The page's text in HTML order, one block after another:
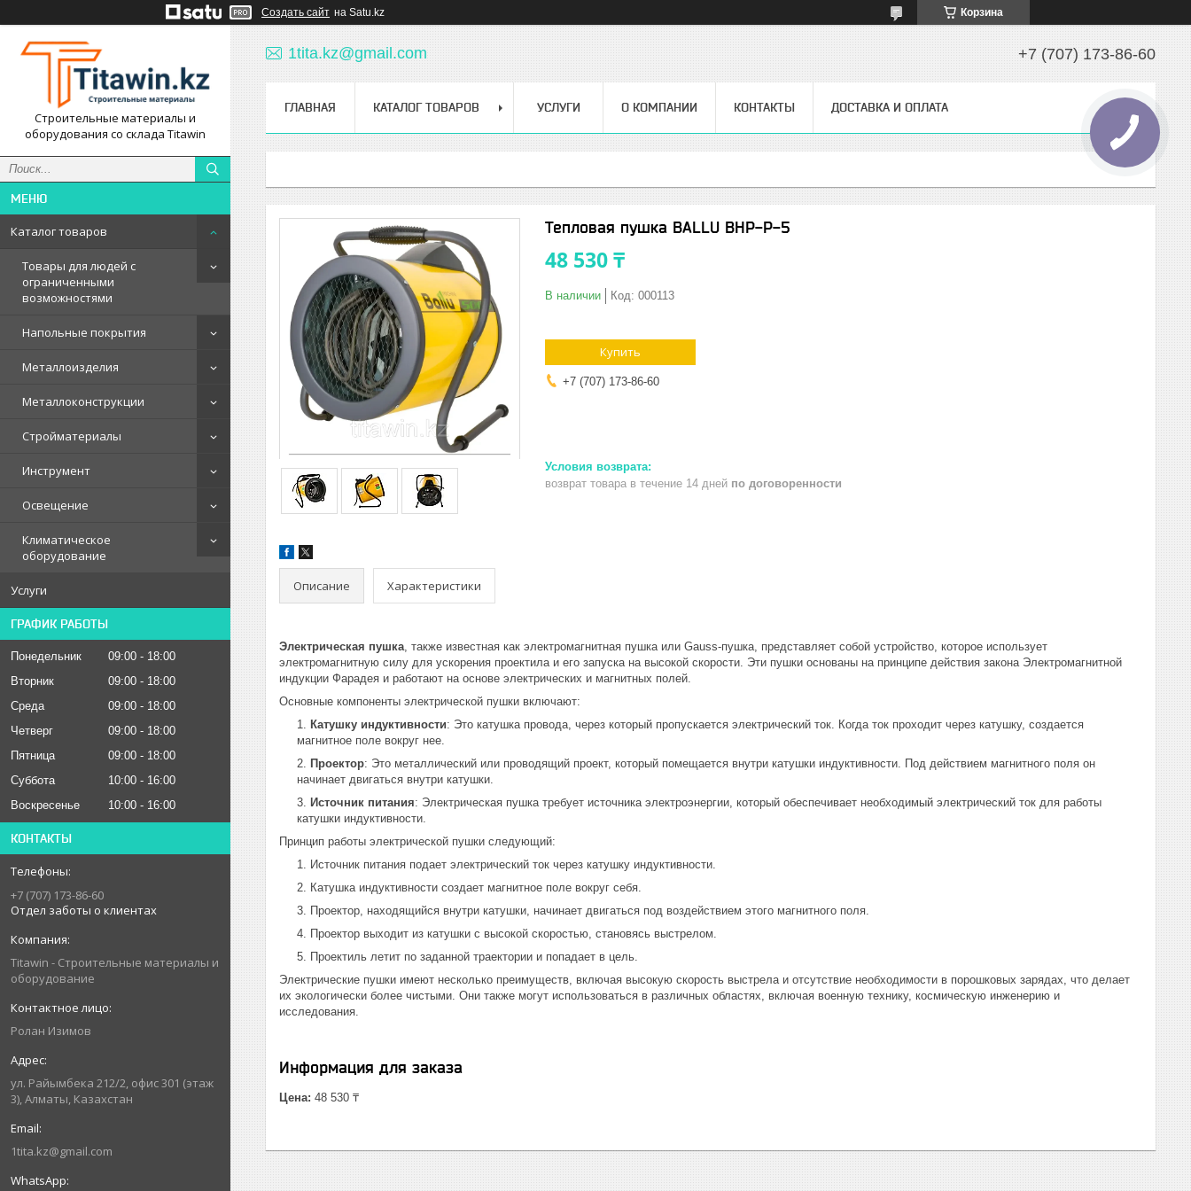
Создать сайт на Satu.kz Корзина
Строительные материалы и
оборудования со склада Titawin
Каталог товаров
Товары для людей с
ограниченными
возможностями
Напольные покрытия
Металлоизделия
Металлоконструкции
Стройматериалы
Инструмент
Освещение
Климатическое
оборудование
Услуги
ГРАФИК РАБОТЫ
Понедельник 09:00
18:00
Вторник
09:00
18:00
Среда
09:00
18:00
Четверг
09:00
18:00
Пятница
09:00
18:00
Суббота
10:00
16:00
Воскресенье
10:00 16:00
КОНТАКТЫ
+7 (707) 173-86-60
Отдел заботы о клиентах
Titawin - Строительные материалы и
оборудование
Ролан Изимов
ул. Райымбека 212/2, офис 301 (этаж
3), Алматы, Казахстан
1tita.kz@gmail.com
1tita.kz@gmail.com +7 (707) 173-86-60
ГЛАВНАЯ КАТАЛОГ ТОВАРОВ УСЛУГИ О КОМПАНИИ КОНТАКТЫ ДОСТАВКА И ОПЛАТА
Тепловая пушка BALLU BHP-Р-5
48 530 ₸
В наличии Код: 000113
Купить
+7 (707) 173-86-60
возврат товара в течение 14 дней по договоренности
Описание Характеристики
Электрическая пушка, также известная как электромагнитная пушка или Gauss-пушка, представляет собой устройство, которое использует
электромагнитную силу для ускорения проектила и его запуска на высокой скорости. Эти пушки основаны на принципе действия закона Электромагнитной
индукции Фарадея и работают на основе электрических и магнитных полей.
Основные компоненты электрической пушки включают:
Катушку индуктивности: Это катушка провода, через который пропускается электрический ток. Когда ток проходит через катушку, создается
магнитное поле вокруг нее.
Проектор: Это металлический или проводящий проект, который помещается внутри катушки индуктивности. Под действием магнитного поля он
начинает двигаться внутри катушки.
Источник питания: Электрическая пушка требует источника электроэнергии, который обеспечивает необходимый электрический ток для работы
катушки индуктивности.
Принцип работы электрической пушки следующий:
Источник питания подает электрический ток через катушку индуктивности.
Катушка индуктивности создает магнитное поле вокруг себя.
Проектор, находящийся внутри катушки, начинает двигаться под воздействием этого магнитного поля.
Проектор выходит из катушки с высокой скоростью, становясь выстрелом.
Проектиль летит по заданной траектории и попадает в цель.
Электрические пушки имеют несколько преимуществ, включая высокую скорость выстрела и отсутствие необходимости в порошковых зарядах, что делает
их экологически более чистыми. Они также могут использоваться в различных областях, включая военную технику, космическую инженерию и
исследования.
Информация для заказа
Цена: 48 530 ₸